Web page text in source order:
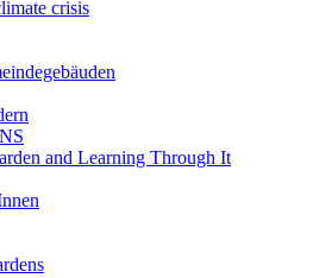
crisis
and Learning Through It